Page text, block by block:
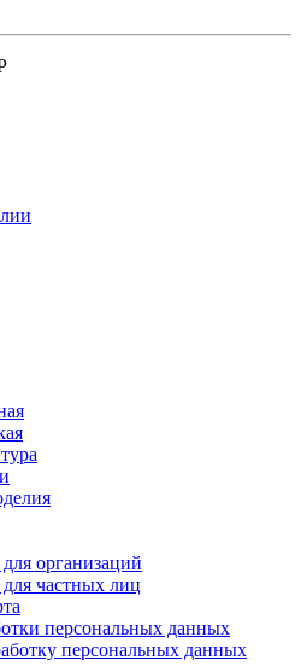
организаций
частных лиц
персональных данных
персональных данных